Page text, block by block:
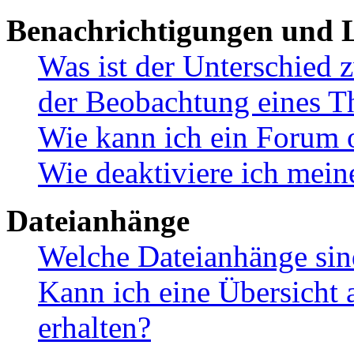
Benachrichtigungen und
Was ist der Unterschied
der Beobachtung eines
Wie kann ich ein Forum
Wie deaktiviere ich
Dateianhänge
Welche Dateianhänge
Kann ich eine Übersicht
erhalten?